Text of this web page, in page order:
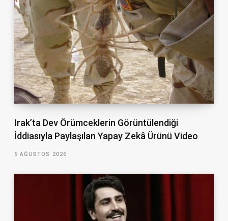
Irak’ta Dev Örümceklerin Görüntülendiği
İddiasıyla Paylaşılan Yapay Zekâ Ürünü Video
5 AĞUSTOS 2026